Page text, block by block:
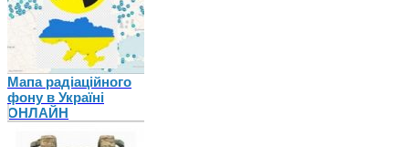
Мапа радіаційного
фону в Україні
ОНЛАЙН